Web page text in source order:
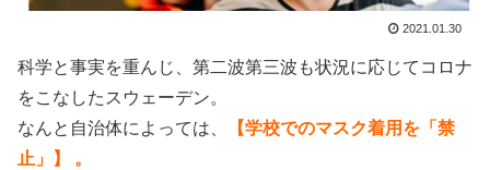
2021.01.30
科学と事実を重んじ、第二波第三波も状況に応じてコロナ
をこなしたスウェーデン。
なんと自治体によっては、
【学校でのマスク着用を「禁
止」】 。